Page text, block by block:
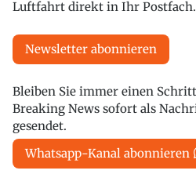
Luftfahrt direkt in Ihr
Newsletter abonnieren
Bleiben Sie immer einen
Breaking News sofort als
gesendet.
Whatsapp-Kanal abonnieren